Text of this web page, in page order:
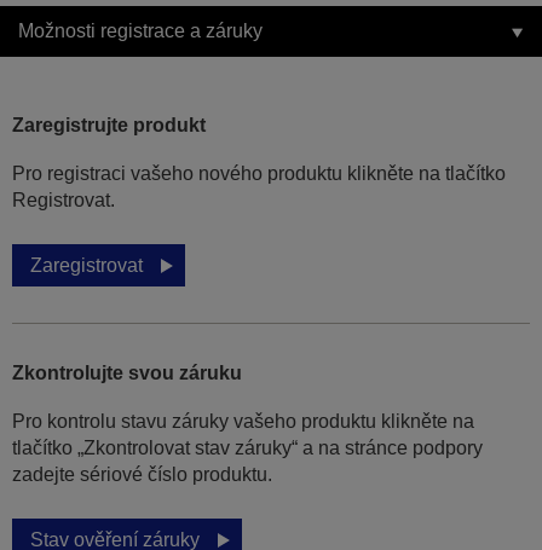
Možnosti registrace a záruky
Zaregistrujte produkt
Pro registraci vašeho nového produktu klikněte na tlačítko
Registrovat.
Zaregistrovat
Zkontrolujte svou záruku
Pro kontrolu stavu záruky vašeho produktu klikněte na
tlačítko „Zkontrolovat stav záruky“ a na stránce podpory
zadejte sériové číslo produktu.
Stav ověření záruky